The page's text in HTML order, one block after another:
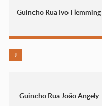
Guincho Rua Ivo Flemming
J
Guincho Rua João Angely